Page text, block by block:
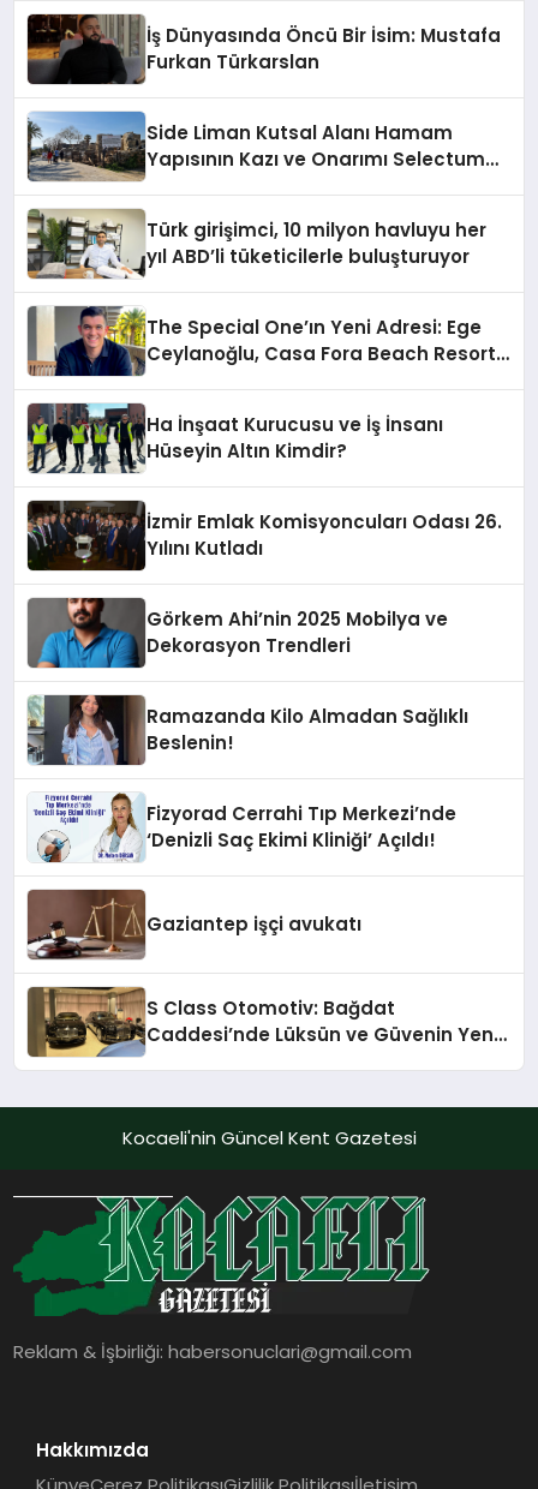
İş Dünyasında Öncü Bir İsim: Mustafa
Furkan Türkarslan
Side Liman Kutsal Alanı Hamam
Yapısının Kazı ve Onarımı Selectum
Türk girişimci, 10 milyon havluyu her
yıl ABD’li tüketicilerle buluşturuyor
The Special One’ın Yeni Adresi: Ege
Ceylanoğlu, Casa Fora Beach Resort
Ha İnşaat Kurucusu ve İş İnsanı
Hüseyin Altın Kimdir?
İzmir Emlak Komisyoncuları Odası 26.
Yılını Kutladı
Görkem Ahi’nin 2025 Mobilya ve
Dekorasyon Trendleri
Ramazanda Kilo Almadan Sağlıklı
Beslenin!
Fizyorad Cerrahi Tıp Merkezi’nde
‘Denizli Saç Ekimi Kliniği’ Açıldı!
Gaziantep işçi avukatı
S Class Otomotiv: Bağdat
Caddesi’nde Lüksün ve Güvenin Yeni
Kocaeli'nin Güncel Kent Gazetesi
Reklam & İşbirliği:habersonuclari@gmail.com
Hakkımızda